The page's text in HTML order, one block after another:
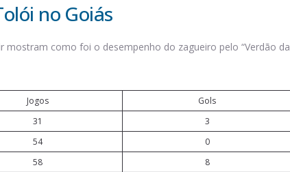
no Goiás
mostram como foi o desempenho do zagueiro pelo “Verdão da
Jogos
Gols
31
3
54
0
58
8